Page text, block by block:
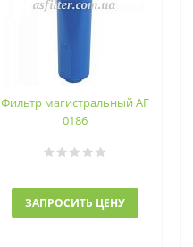
Фильтр магистральный AF
0186
ЗАПРОСИТЬ ЦЕНУ